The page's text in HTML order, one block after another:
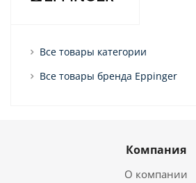
Все товары категории
Все товары бренда Eppinger
Компания
О компании